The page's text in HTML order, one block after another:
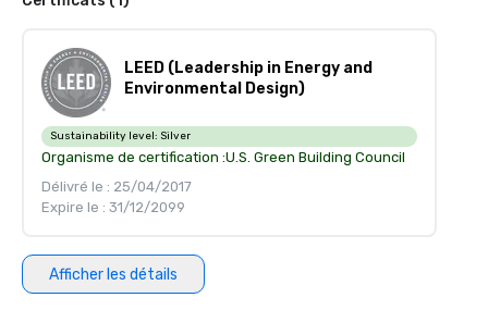
LEED (Leadership in Energy and
Environmental Design)
Sustainability level: Silver
Organisme de certification :U.S. Green Building Council
Délivré le : 25/04/2017
Expire le : 31/12/2099
Afficher les détails